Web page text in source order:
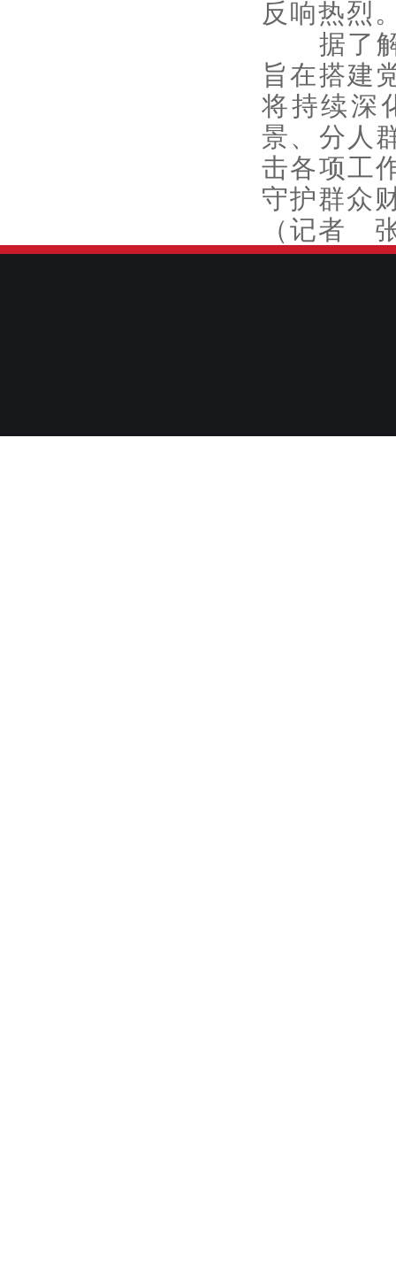
反响热烈
据了解
旨在搭建
将持续深
景、分人
击各项工
守护群众
（记者